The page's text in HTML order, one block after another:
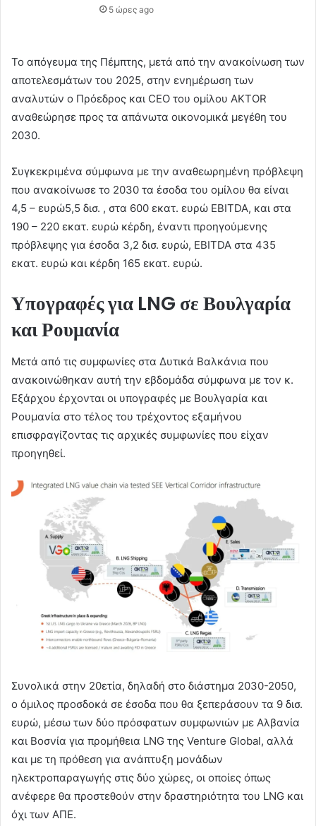
5 ώρες ago
Το απόγευμα της Πέμπτης, μετά από την ανακοίνωση των
αποτελεσμάτων του 2025, στην ενημέρωση των
αναλυτών ο Πρόεδρος και CEO του ομίλου AKTOR
αναθεώρησε προς τα απάνωτα οικονομικά μεγέθη του
2030.
Συγκεκριμένα σύμφωνα με την αναθεωρημένη πρόβλεψη
που ανακοίνωσε το 2030 τα έσοδα του ομίλου θα είναι
4,5 – ευρώ5,5 δισ. , στα 600 εκατ. ευρώ EBITDA, και στα
190 – 220 εκατ. ευρώ κέρδη, έναντι προηγούμενης
πρόβλεψης για έσοδα 3,2 δισ. ευρώ, EBITDA στα 435
εκατ. ευρώ και κέρδη 165 εκατ. ευρώ.
Υπογραφές για LNG σε Βουλγαρία
και Ρουμανία
Μετά από τις συμφωνίες στα Δυτικά Βαλκάνια που
ανακοινώθηκαν αυτή την εβδομάδα σύμφωνα με τον κ.
Εξάρχου έρχονται οι υπογραφές με Βουλγαρία και
Ρουμανία στο τέλος του τρέχοντος εξαμήνου
επισφραγίζοντας τις αρχικές συμφωνίες που είχαν
προηγηθεί.
Συνολικά στην 20ετία, δηλαδή στο διάστημα 2030-2050,
ο όμιλος προσδοκά σε έσοδα που θα ξεπεράσουν τα 9 δισ.
ευρώ, μέσω των δύο πρόσφατων συμφωνιών με Αλβανία
και Βοσνία για προμήθεια LNG της Venture Global, αλλά
και με τη πρόθεση για ανάπτυξη μονάδων
ηλεκτροπαραγωγής στις δύο χώρες, οι οποίες όπως
ανέφερε θα προστεθούν στην δραστηριότητα του LNG και
όχι των ΑΠΕ.